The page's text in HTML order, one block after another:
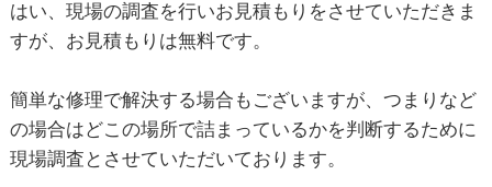
はい、現場の調査を行いお見積もりをさせていただきま
すが、お見積もりは無料です。
簡単な修理で解決する場合もございますが、つまりなど
の場合はどこの場所で詰まっているかを判断するために
現場調査とさせていただいております。